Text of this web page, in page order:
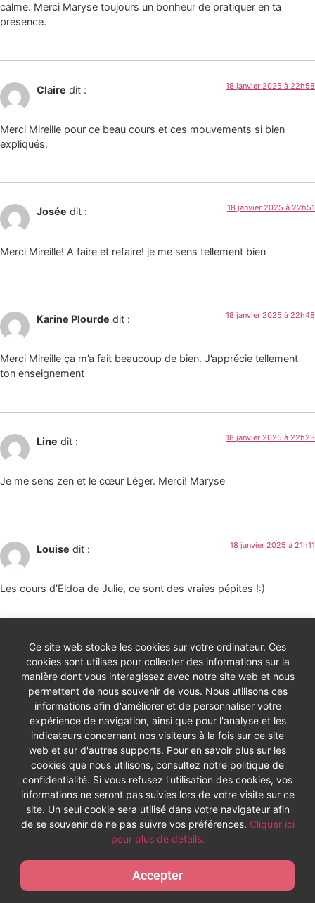
Ce site web stocke les cookies sur votre ordinateur. Ces
cookies sont utilisés pour collecter des informations sur la
manière dont vous interagissez avec notre site web et nous
permettent de nous souvenir de vous. Nous utilisons ces
informations afin d'améliorer et de personnaliser votre
expérience de navigation, ainsi que pour l'analyse et les
indicateurs concernant nos visiteurs à la fois sur ce site
web et sur d'autres supports. Pour en savoir plus sur les
cookies que nous utilisons, consultez notre politique de
confidentialité. Si vous refusez l'utilisation des cookies, vos
informations ne seront pas suivies lors de votre visite sur ce
site. Un seul cookie sera utilisé dans votre navigateur afin
de se souvenir de ne pas suivre vos préférences. Cliquer ici
pour plus de détails.
Accepter
calme. Merci Maryse toujours un bonheur de pratiquer en ta
présence.
Claire dit : 18 janvier 2025 à 22h58
Merci Mireille pour ce beau cours et ces mouvements si bien
expliqués.
Josée dit : 18 janvier 2025 à 22h51
Merci Mireille! A faire et refaire! je me sens tellement bien
Karine Plourde dit : 18 janvier 2025 à 22h48
Merci Mireille ça m’a fait beaucoup de bien. J’apprécie tellement
ton enseignement
Line dit : 18 janvier 2025 à 22h23
Je me sens zen et le cœur Léger. Merci! Maryse
Louise dit : 18 janvier 2025 à 21h11
Les cours d’Eldoa de Julie, ce sont des vraies pépites !:)
Line 18 janvier 2025 à 21h11
Quel dégagement du cou Merci!
Line dit : 18 janvier 2025 à 20h53
Merci Johanna de permettre mon apprentissage avec l’ensemble
de yoga balles.